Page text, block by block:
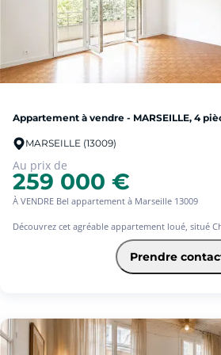
Appartement à vendre - MARSEILLE, 4
MARSEILLE (13009)
Au prix de
259 000 €
À VENDRE Bel appartement à Marseille 13009
Découvrez cet agréable appartement loué, situé
Joseph, Marseille 13009, au 2ème étage d'une
offrant un cadre de vie calme et agréable.
Idéalement situé, il bénéficie de la proximité
environnement recherché, parfait pour un
Prendre